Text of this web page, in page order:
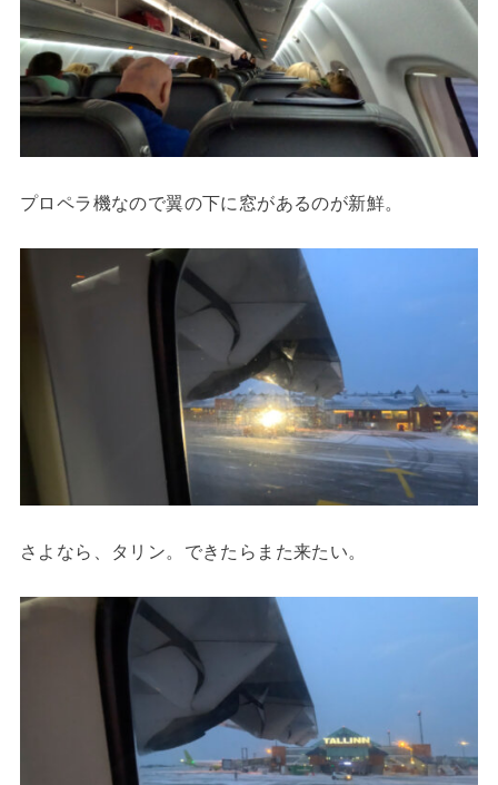
プロペラ機なので翼の下に窓があるのが新鮮。
さよなら、タリン。できたらまた来たい。